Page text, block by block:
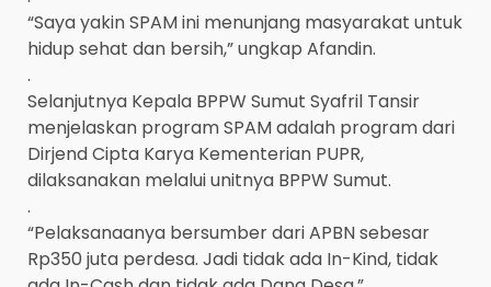
“Saya yakin SPAM ini menunjang masyarakat untuk
hidup sehat dan bersih,” ungkap Afandin.
.
Selanjutnya Kepala BPPW Sumut Syafril Tansir
menjelaskan program SPAM adalah program dari
Dirjend Cipta Karya Kementerian PUPR,
dilaksanakan melalui unitnya BPPW Sumut.
.
“Pelaksanaanya bersumber dari APBN sebesar
Rp350 juta perdesa. Jadi tidak ada In-Kind, tidak